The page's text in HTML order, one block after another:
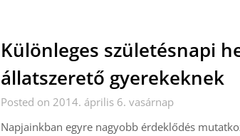
Különleges születésnapi
állatszerető gyerekeknek
Posted on 2014. április 6. vasárnap
Napjainkban egyre nagyobb érdeklődés